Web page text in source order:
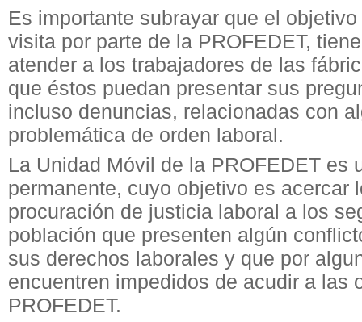
Es importante subrayar que el
visita por parte de la PROFEDET,
atender a los trabajadores de las
que éstos puedan presentar sus
incluso denuncias, relacionadas con
problemática de orden laboral.
La Unidad Móvil de la PROFEDET es
permanente, cuyo objetivo es acercar
procuración de justicia laboral a los
población que presenten algún
sus derechos laborales y que por
encuentren impedidos de acudir a las
PROFEDET.